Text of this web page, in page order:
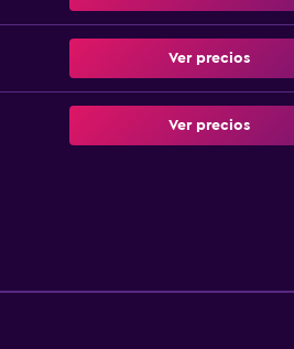
Ver precios
Ver precios